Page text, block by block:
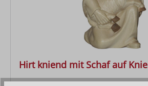
Hirt kniend mit Schaf auf Knie